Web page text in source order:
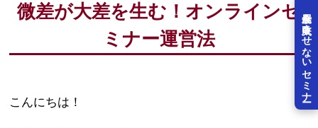
展示会を失敗させないセミナー
微差が大差を生む！オンラインセ
ミナー運営法
こんにちは！